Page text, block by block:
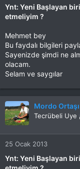
Ynt: Yeni Başlayan
etmeliyim ?
Mehmet bey
Bu faydalı bilgileri
Sayenizde şimdi ne
olacam.
Selam ve saygılar
Mordo Ortaşı
Tecrübeli Uye
25 Ocak 2013
Ynt: Yeni Başlayan